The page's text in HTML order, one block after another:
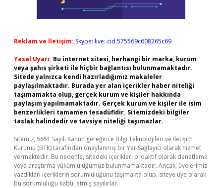
Reklam ve İletişim: Skype: live:.cid.575569c608265c69
Yasal Uyarı: Bu internet sitesi, herhangi bir marka, kurum
veya şahıs şirketi ile hiçbir bağlantısı bulunmamaktadır.
Sitede yalnızca kendi hazırladığımız makaleler
paylaşılmaktadır. Burada yer alan içerikler haber niteliği
taşımamakta olup, gerçek kurum ve kişiler hakkında
paylaşım yapılmamaktadır. Gerçek kurum ve kişiler ile isim
benzerlikleri tamamen tesadüfidir. Sitemizdeki bilgiler
taslak halindedir ve tavsiye niteliği taşımazlar.
Sitemiz, 5651 Sayılı Kanun gereğince Bilgi Teknolojileri ve İletişim
Kurumu (BTK) tarafından onaylanmış bir Yer Sağlayıcı olarak hizmet
vermektedir. Bu nedenle, sitedeki içerikleri proaktif olarak denetleme
veya araştırma yükümlülüğümüz bulunmamaktadır. Ancak, üyelerimiz
yazdıkları içeriklerin sorumluluğunu taşımakta olup, siteye üye olarak
bu sorumluluğu kabul etmiş sayılırlar.